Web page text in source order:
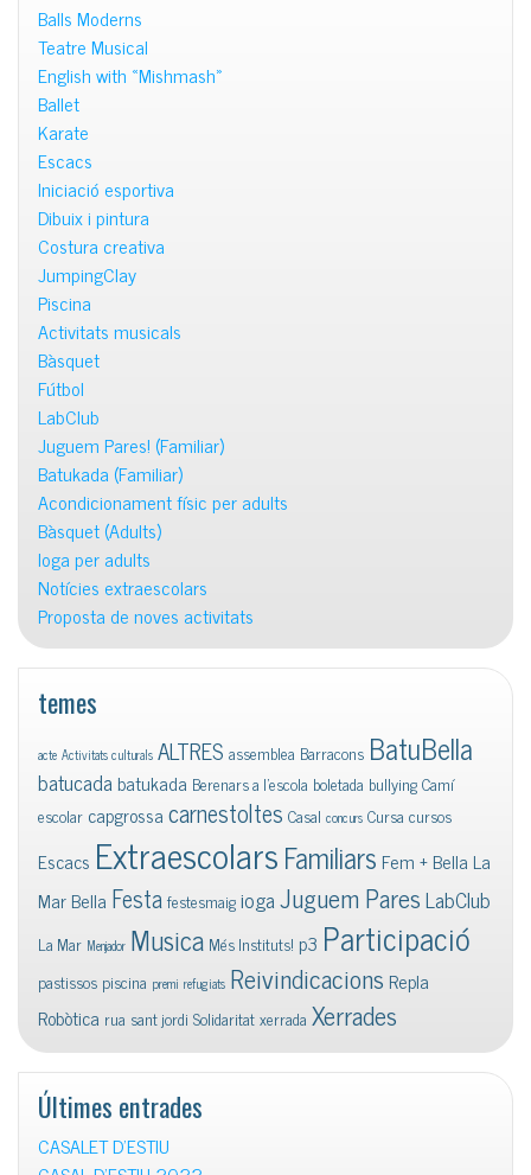
Balls Moderns
Teatre Musical
English with «Mishmash»
Ballet
Karate
Escacs
Iniciació esportiva
Dibuix i pintura
Costura creativa
JumpingClay
Piscina
Activitats musicals
Bàsquet
Fútbol
LabClub
Juguem Pares! (Familiar)
Batukada (Familiar)
Acondicionament físic per adults
Bàsquet (Adults)
Ioga per adults
Notícies extraescolars
Proposta de noves activitats
temes
acte Activitats culturals ALTRES assemblea Barracons BatuBella
batucadabatukada Berenars a l'escola boletada bullyingCamí
escolar capgrossacarnestoltes Casal concurs Cursa cursos
Escacs ExtraescolarsFamiliars Fem + Bella La
Mar Bella FestafestesmaigiogaJuguem ParesLabClub
La Mar Menjador Musica Més Instituts! p3 Participació
pastissos piscina premi refugiats Reivindicacions Repla
Robòtica rua sant jordi Solidaritatxerrada Xerrades
Últimes entrades
CASALET D’ESTIU